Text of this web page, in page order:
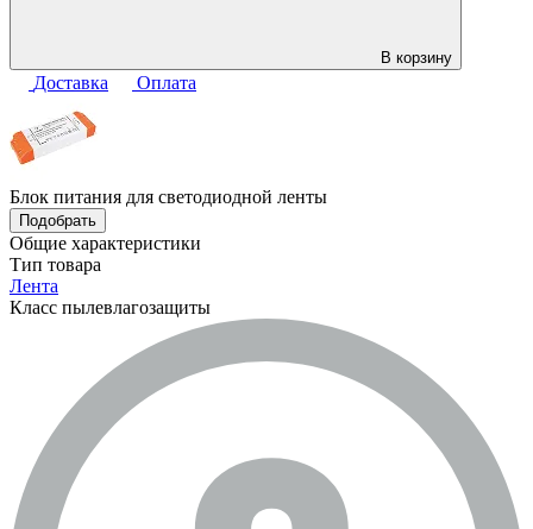
В корзину
Доставка Оплата
Блок питания для светодиодной ленты
Подобрать
Общие характеристики
Тип товара
Лента
Класс пылевлагозащиты